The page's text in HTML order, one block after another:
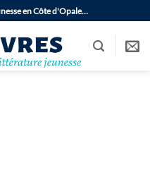
en Côte d'Opale…